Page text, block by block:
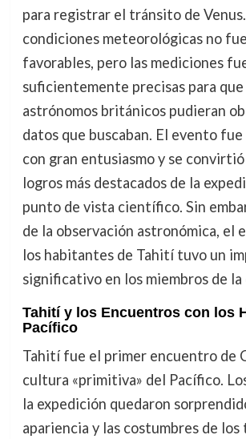
para registrar el tránsito de
condiciones meteorológicas no
favorables, pero las mediciones
suficientemente precisas para que
astrónomos británicos pudieran
datos que buscaban. El evento
con gran entusiasmo y se
logros más destacados de la
punto de vista científico. Sin
de la observación astronómica, el
los habitantes de Tahití tuvo un
significativo en los miembros de la
Tahití y los Encuentros con los
Pacífico
Tahití fue el primer encuentro de
cultura «primitiva» del Pacífico.
la expedición quedaron
apariencia y las costumbres de